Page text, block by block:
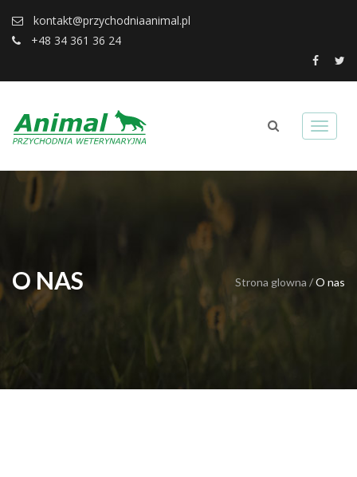
kontakt@przychodniaanimal.pl
+48 34 361 36 24
O NAS Strona glowna /O nas